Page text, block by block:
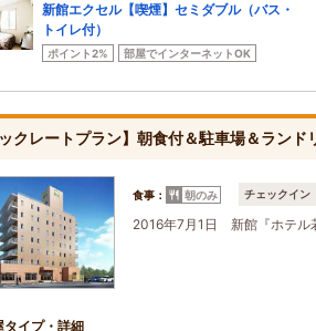
新館エクセル【喫煙】セミダブル（バス・
トイレ付）
ポイント2% 部屋でインターネットOK
クレートプラン】朝食付＆駐車場＆ランド
食事： 朝のみ チェックイン
2016年7月1日 新館『ホテル
タイプ・詳細